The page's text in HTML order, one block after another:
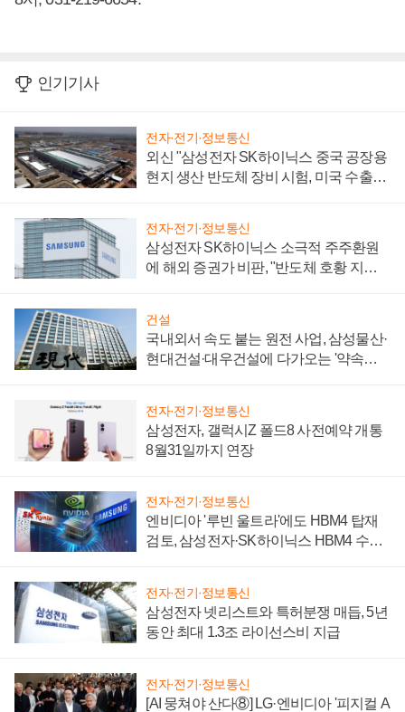
인기기사
전자·전기·정보통신
외신 "삼성전자 SK하이닉스 중국 공장용
현지 생산 반도체 장비 시험, 미국 수출통
전자·전기·정보통신
삼성전자 SK하이닉스 소극적 주주환원
에 해외 증권가 비판, "반도체 호황 지속
건설
국내외서 속도 붙는 원전 사업, 삼성물산·
현대건설·대우건설에 다가오는 '약속의
전자·전기·정보통신
삼성전자, 갤럭시Z 폴드8 사전예약 개통
8월31일까지 연장
전자·전기·정보통신
엔비디아 '루빈 울트라'에도 HBM4 탑재
검토, 삼성전자·SK하이닉스 HBM4 수율
전자·전기·정보통신
삼성전자 넷리스트와 특허분쟁 매듭, 5년
동안 최대 1.3조 라이선스비 지급
전자·전기·정보통신
[AI 뭉쳐야 산다⑧] LG·엔비디아 '피지컬 A